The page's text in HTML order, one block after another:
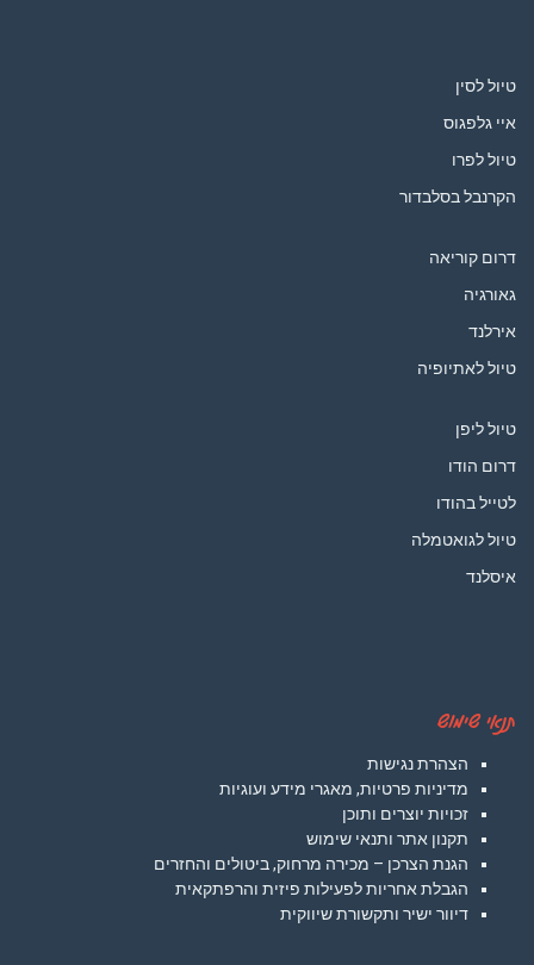
טיול לסין
איי גלפגוס
טיול לפרו
הקרנבל בסלבדור
דרום קוריאה
גאורגיה
אירלנד
טיול לאתיופיה
טיול ליפן
דרום הודו
לטייל בהודו
טיול לגואטמלה
איסלנד
תנאי שימוש
הצהרת נגישות
מדיניות פרטיות, מאגרי מידע ועוגיות
זכויות יוצרים ותוכן
תקנון אתר ותנאי שימוש
הגנת הצרכן – מכירה מרחוק, ביטולים והחזרים
הגבלת אחריות לפעילות פיזית והרפתקאית
דיוור ישיר ותקשורת שיווקית